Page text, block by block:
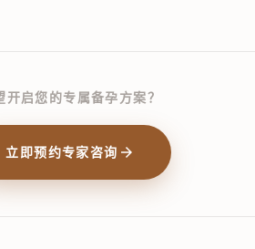
开启您的专属备孕方案？
立即预约专家咨询 arrow_forward